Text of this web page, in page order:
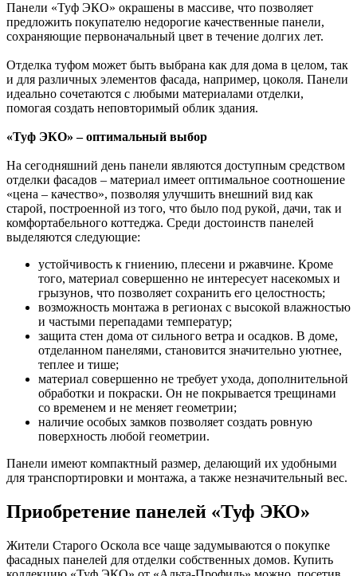
Панели «Туф ЭКО» окрашены в массиве, что позволяет
предложить покупателю недорогие качественные панели,
сохраняющие первоначальный цвет в течение долгих лет.
Отделка туфом может быть выбрана как для дома в целом, так
и для различных элементов фасада, например, цоколя. Панели
идеально сочетаются с любыми материалами отделки,
помогая создать неповторимый облик здания.
«Туф ЭКО» – оптимальный выбор
На сегодняшний день панели являются доступным средством
отделки фасадов – материал имеет оптимальное соотношение
«цена – качество», позволяя улучшить внешний вид как
старой, построенной из того, что было под рукой, дачи, так и
комфортабельного коттеджа. Среди достоинств панелей
выделяются следующие:
устойчивость к гниению, плесени и ржавчине. Кроме
того, материал совершенно не интересует насекомых и
грызунов, что позволяет сохранить его целостность;
возможность монтажа в регионах с высокой влажностью
и частыми перепадами температур;
защита стен дома от сильного ветра и осадков. В доме,
отделанном панелями, становится значительно уютнее,
теплее и тише;
материал совершенно не требует ухода, дополнительной
обработки и покраски. Он не покрывается трещинами
со временем и не меняет геометрии;
наличие особых замков позволяет создать ровную
поверхность любой геометрии.
Панели имеют компактный размер, делающий их удобными
для транспортировки и монтажа, а также незначительный вес.
Приобретение панелей «Туф ЭКО»
Жители Старого Оскола все чаще задумываются о покупке
фасадных панелей для отделки собственных домов. Купить